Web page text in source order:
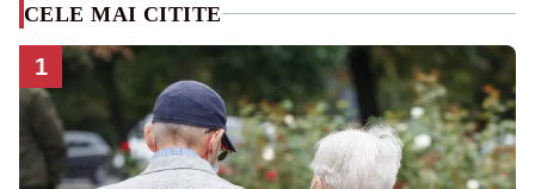
CELE MAI CITITE
1